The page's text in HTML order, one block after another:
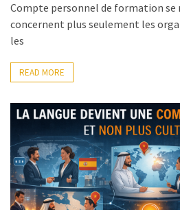
Compte personnel de formation
concernent plus seulement les
les
READ MORE